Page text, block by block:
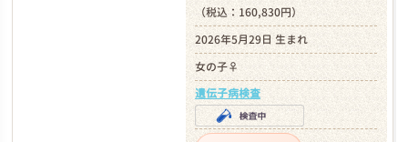
（税込：160,830円）
2026年5月29日 生まれ
女の子♀
遺伝子病検査